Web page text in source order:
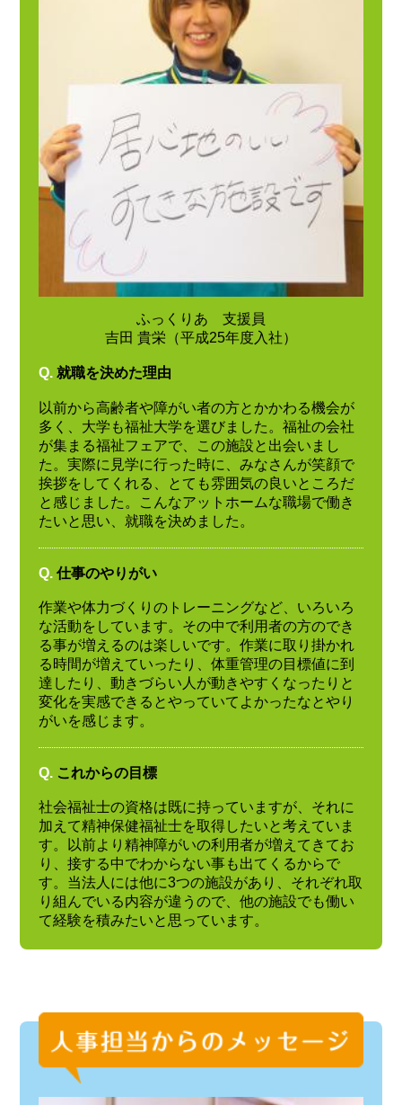
ふっくりあ 支援員
吉田 貴栄（平成25年度入社）
Q. 就職を決めた理由
以前から高齢者や障がい者の方とかかわる機会が
多く、大学も福祉大学を選びました。福祉の会社
が集まる福祉フェアで、この施設と出会いまし
た。実際に見学に行った時に、みなさんが笑顔で
挨拶をしてくれる、とても雰囲気の良いところだ
と感じました。こんなアットホームな職場で働き
たいと思い、就職を決めました。
Q. 仕事のやりがい
作業や体力づくりのトレーニングなど、いろいろ
な活動をしています。その中で利用者の方のでき
る事が増えるのは楽しいです。作業に取り掛かれ
る時間が増えていったり、体重管理の目標値に到
達したり、動きづらい人が動きやすくなったりと
変化を実感できるとやっていてよかったなとやり
がいを感じます。
Q. これからの目標
社会福祉士の資格は既に持っていますが、それに
加えて精神保健福祉士を取得したいと考えていま
す。以前より精神障がいの利用者が増えてきてお
り、接する中でわからない事も出てくるからで
す。当法人には他に3つの施設があり、それぞれ取
り組んでいる内容が違うので、他の施設でも働い
て経験を積みたいと思っています。